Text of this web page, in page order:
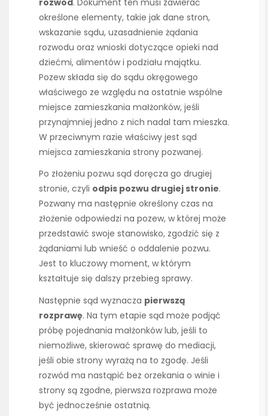
rozwód. Dokument ten musi zawierać
określone elementy, takie jak dane stron,
wskazanie sądu, uzasadnienie żądania
rozwodu oraz wnioski dotyczące opieki nad
dziećmi, alimentów i podziału majątku.
Pozew składa się do sądu okręgowego
właściwego ze względu na ostatnie wspólne
miejsce zamieszkania małżonków, jeśli
przynajmniej jedno z nich nadal tam mieszka.
W przeciwnym razie właściwy jest sąd
miejsca zamieszkania strony pozwanej.
Po złożeniu pozwu sąd doręcza go drugiej
stronie, czyli odpis pozwu drugiej stronie.
Pozwany ma następnie określony czas na
złożenie odpowiedzi na pozew, w której może
przedstawić swoje stanowisko, zgodzić się z
żądaniami lub wnieść o oddalenie pozwu.
Jest to kluczowy moment, w którym
kształtuje się dalszy przebieg sprawy.
Następnie sąd wyznacza pierwszą
rozprawę. Na tym etapie sąd może podjąć
próbę pojednania małżonków lub, jeśli to
niemożliwe, skierować sprawę do mediacji,
jeśli obie strony wyrażą na to zgodę. Jeśli
rozwód ma nastąpić bez orzekania o winie i
strony są zgodne, pierwsza rozprawa może
być jednocześnie ostatnią.